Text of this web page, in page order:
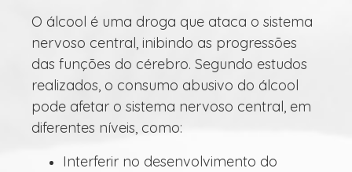
O álcool é uma droga que ataca o sistema
nervoso central, inibindo as progressões
das funções do cérebro. Segundo estudos
realizados, o consumo abusivo do álcool
pode afetar o sistema nervoso central, em
diferentes níveis, como:
Interferir no desenvolvimento do